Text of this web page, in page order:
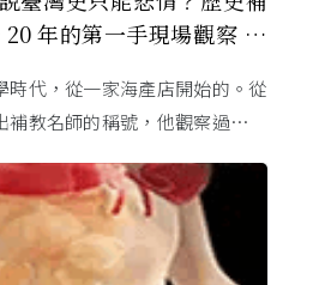
年的第一手現場觀察 ft.
時代，從一家海產店開始的。從
教名師的稱號，他觀察過幾十
一路 ...